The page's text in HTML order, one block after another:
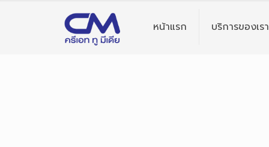
หน้าแรก บริการของเรา